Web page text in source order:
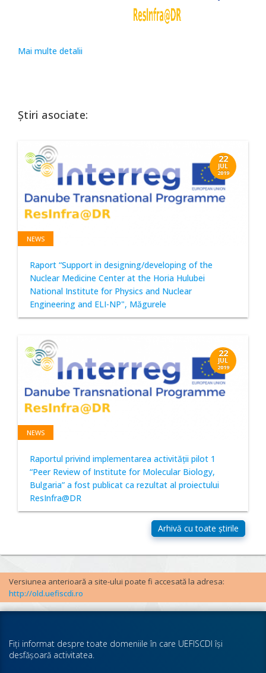
Mai multe detalii
Știri asociate:
22
JUL
2019
NEWS
Raport “Support in designing/developing of the
Nuclear Medicine Center at the Horia Hulubei
National Institute for Physics and Nuclear
Engineering and ELI-NP", Măgurele
22
JUL
2019
NEWS
Raportul privind implementarea activităţii pilot 1
“Peer Review of Institute for Molecular Biology,
Bulgaria” a fost publicat ca rezultat al proiectului
ResInfra@DR
Versiunea anterioară a site-ului poate fi accesată la adresa:
http://old.uefiscdi.ro
Fiţi informat despre toate domeniile în care UEFISCDI îşi
desfăşoară activitatea.